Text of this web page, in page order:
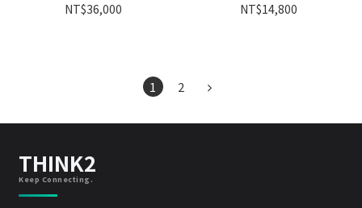
NT$36,000
NT$14,800
1 2
THINK2
Keep Connecting.